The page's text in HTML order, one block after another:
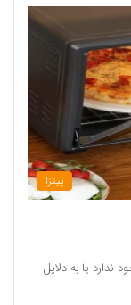
پیتزا
ندارد یا به دلایل